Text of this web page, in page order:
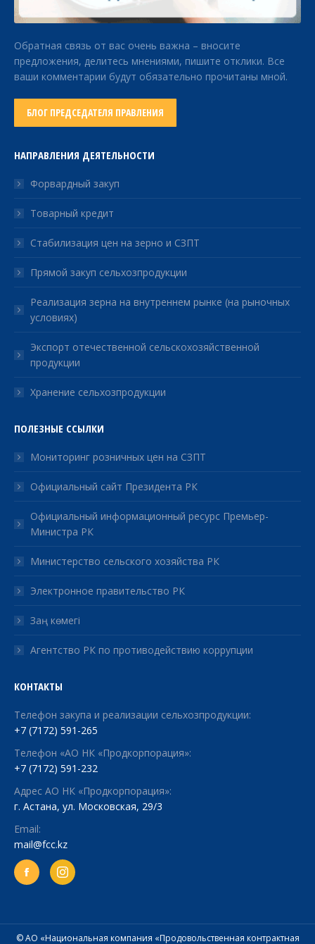
Обратная связь от вас очень важна – вносите
предложения, делитесь мнениями, пишите отклики. Все
ваши комментарии будут обязательно прочитаны мной.
БЛОГ ПРЕДСЕДАТЕЛЯ ПРАВЛЕНИЯ
НАПРАВЛЕНИЯ ДЕЯТЕЛЬНОСТИ
Форвардный закуп
Товарный кредит
Стабилизация цен на зерно и СЗПТ
Прямой закуп сельхозпродукции
Реализация зерна на внутреннем рынке (на рыночных
условиях)
Экспорт отечественной сельскохозяйственной
продукции
Хранение сельхозпродукции
ПОЛЕЗНЫЕ ССЫЛКИ
Мониторинг розничных цен на СЗПТ
Официальный сайт Президента РК
Официальный информационный ресурс Премьер-
Министра РК
Министерство сельского хозяйства РК
Электронное правительство РК
Заң көмегі
Агентство РК по противодействию коррупции
КОНТАКТЫ
Телефон закупа и реализации сельхозпродукции:
+7 (7172) 591-265
Телефон «АО НК «Продкорпорация»:
+7 (7172) 591-232
Адрес АО НК «Продкорпорация»:
г. Астана, ул. Московская, 29/3
Email:
mail@fcc.kz
Facebook
© АО «Национальная компания «Продовольственная контрактная